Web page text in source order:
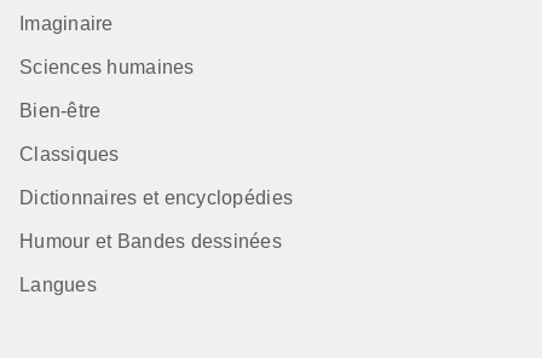
Imaginaire
Sciences humaines
Bien-être
Classiques
Dictionnaires et encyclopédies
Humour et Bandes dessinées
Langues